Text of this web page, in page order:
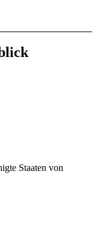
Staaten von